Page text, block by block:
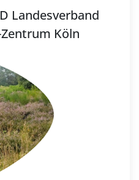
Landesverband
Zentrum Köln